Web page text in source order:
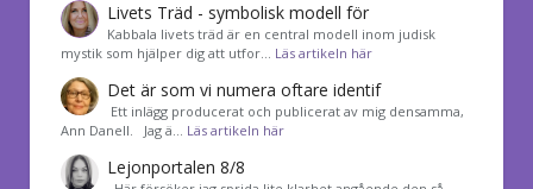
Livets Träd - symbolisk modell för
Kabbala livets träd är en central modell inom judisk
mystik som hjälper dig att utfor… Läs artikeln här
Det är som vi numera oftare identif
͏ Ett inlägg producerat och publicerat av mig densamma,
Ann Danell. Jag ä… Läs artikeln här
Lejonportalen 8/8